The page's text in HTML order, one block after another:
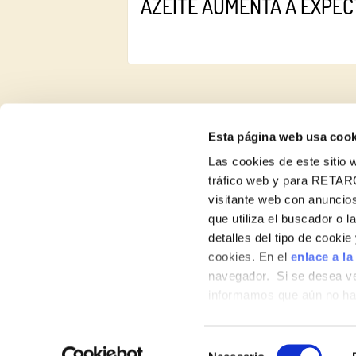
Esta página web usa
Las cookies de este sitio
tráfico web y para
visitante web con
que utiliza el buscador o
detalles del tipo de
cookies. En el enlace a
navegador. Si se desea
informamos que aún no
AZEITE AUMENTA A